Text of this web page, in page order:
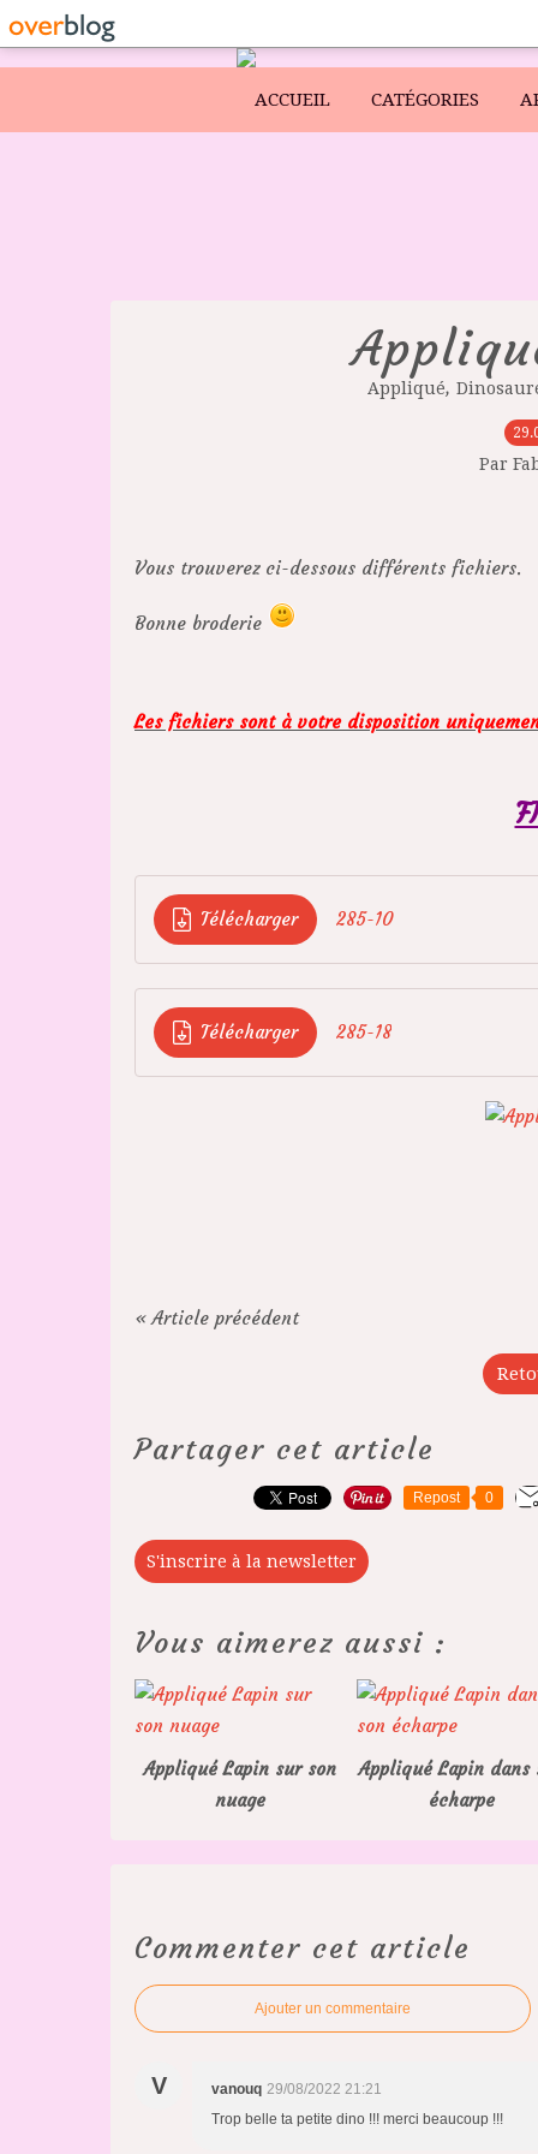
ACCUEIL CATÉGORIES
Appliqué,
Par
Vous trouverez ci-dessous différents fichiers.
Bonne broderie
Les fichiers sont à votre disposition
Télécharger 285-10
Télécharger 285-18
« Article précédent
Partager cet article
Repost 0
S'inscrire à la newsletter
Vous aimerez aussi :
Appliqué Lapin sur son
nuage
Appliqué Lapin dans
écharpe
Commenter cet article
Ajouter un commentaire
V vanouq 29/08/2022 21:21
Trop belle ta petite dino !!! merci beaucoup !!!